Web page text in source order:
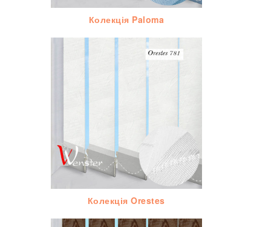
Колекція Paloma
Колекція Orestes